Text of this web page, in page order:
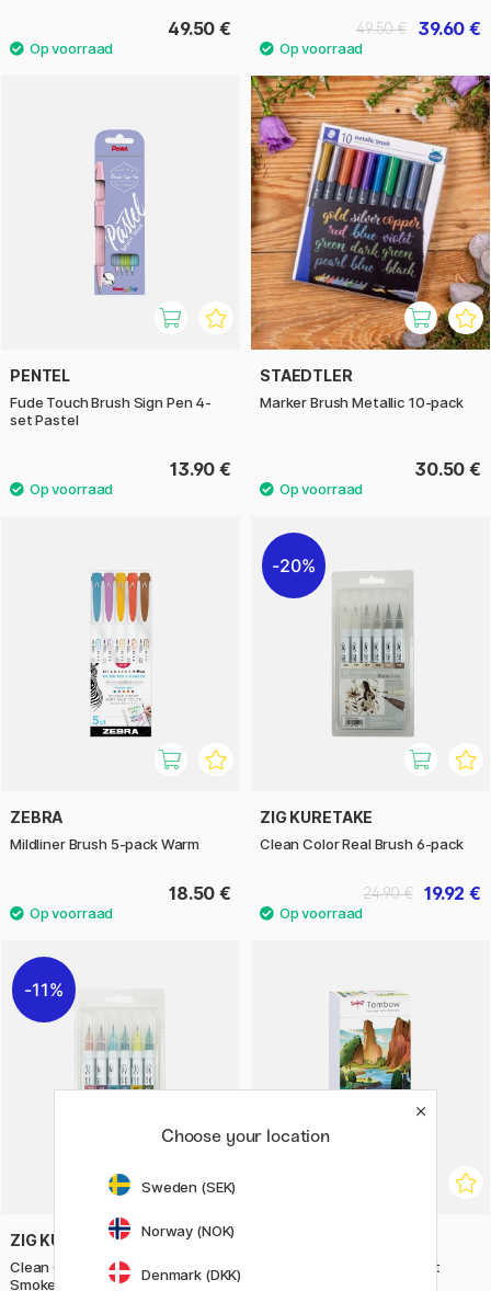
49.50 € 39.60 €
49.50 €
PENTEL
Fude Touch Brush Sign Pen 4-
set Pastel
13.90 €
STAEDTLER
Marker Brush Metallic 10-pack
30.50 €
ZEBRA
Mildliner Brush 5-pack Warm
18.50 €
20%
ZIG KURETAKE
Clean Color Real Brush 6-pack
19.92 €
24.90 €
11%
ZIG KURETAKE
Clean Color Real Brush 6-set
Smokey Colors
ABT Dual Brush pen 18-set
Choose your location
Sweden (SEK)
Norway (NOK)
Denmark (DKK)